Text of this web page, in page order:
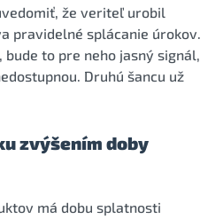
že veriteľ urobil
pravidelné splácanie úrokov.
bude to pre neho jasný signál,
Druhú šancu už
zvýšením doby
má dobu splatnosti